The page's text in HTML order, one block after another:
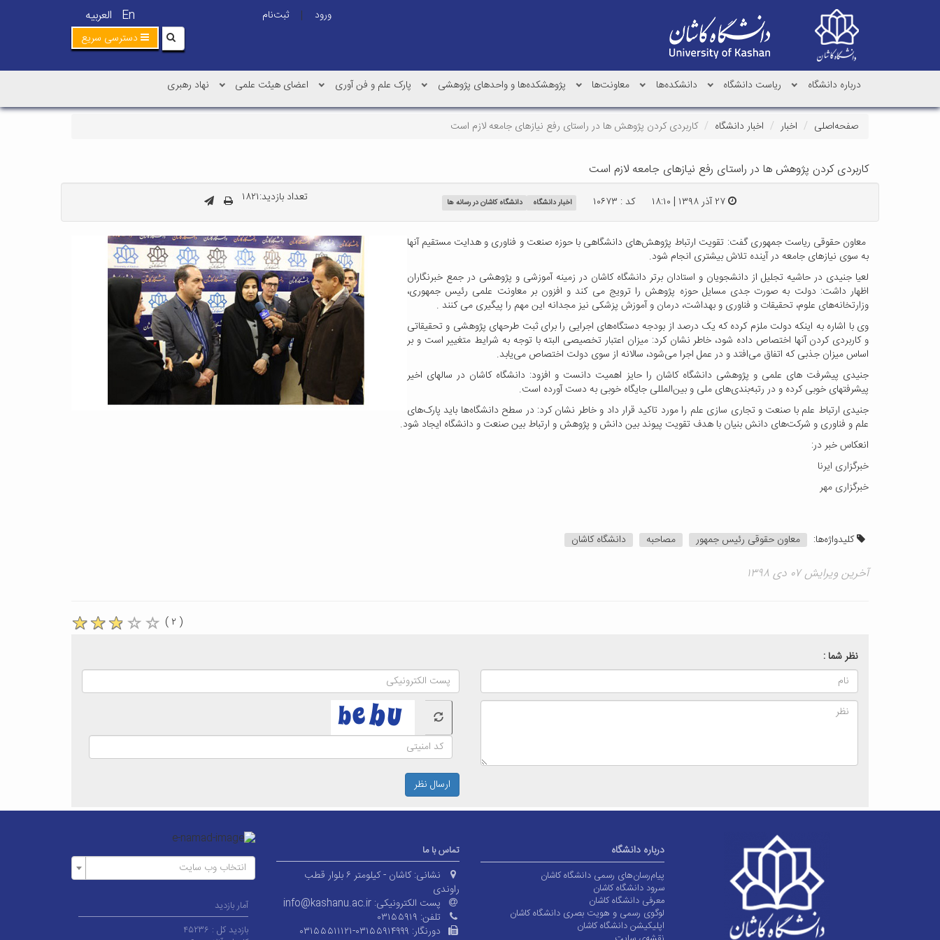
En العربیه ورود |
ثبت‌نام
دسترسی سریع
درباره دانشگاه ریاست دانشگاه دانشکده‌ها معاونت‌ها پژوهشکده‌ها و واحدهای پژوهشی پارک علم و فن آوری اعضای هیئت علمی نهاد رهبری
صفحه‌اصلی اخبار اخبار دانشگاه کاربردی کردن پژوهش ها در راستای رفع نیازهای جامعه لازم است
کاربردی کردن پژوهش ها در راستای رفع نیازهای جامعه لازم است
۲۷ آذر ۱۳۹۸ | ۱۸:۱۰ کد : ۱۰۶۷۳ اخبار دانشگاه دانشگاه کاشان در رسانه ها تعداد بازدید:۱۸۲۱
معاون حقوقی ریاست جمهوری گفت: تقویت ارتباط پژوهش‌های دانشگاهی با حوزه صنعت و فناوری و هدایت مستقیم آنها
به سوی نیازهای جامعه در آینده تلاش بیشتری انجام شود.
لعیا جنیدی در حاشیه تجلیل از دانشجویان و استادان برتر دانشگاه کاشان در زمینه آموزشی و پژوهشی در جمع خبرنگاران
اظهار داشت: دولت به صورت جدی مسایل حوزه پژوهش را ترویج می کند و افزون بر معاونت علمی رئیس جمهوری،
وزارتخانه‌های علوم، تحقیقات و فناوری و بهداشت، درمان و آموزش پزشکی نیز مجدانه این مهم را پیگیری می کنند .
وی با اشاره به اینکه دولت ملزم کرده که یک درصد از بودجه دستگاه‌های اجرایی را برای ثبت طرحهای پژوهشی و تحقیقاتی
و کاربردی کردن آنها اختصاص داده شود، خاطر نشان کرد: میزان اعتبار تخصیصی البته با توجه به شرایط متغییر است و بر
اساس میزان جذبی که اتفاق می‌افتد و در عمل اجرا می‌شود، سالانه از سوی دولت اختصاص می‌یابد.
جنیدی پیشرفت های علمی و پژوهشی دانشگاه کاشان را حایز اهمیت دانست و افزود: دانشگاه کاشان در سالهای اخیر
پیشرفتهای خوبی کرده و در رتبه‌بندی‌های ملی و بین‌المللی جایگاه خوبی به دست آورده است.
جنیدی ارتباط علم با صنعت و تجاری سازی علم را مورد تاکید قرار داد و خاطر نشان کرد: در سطح دانشگاه‌ها باید پارک‌های
علم و فناوری و شرکت‌های دانش بنیان با هدف تقویت پیوند بین دانش و پژوهش و ارتباط بین صنعت و دانشگاه ایجاد شود.
انعکاس خبر در:
خبرگزاری ایرنا
خبرگزاری مهر
کلیدواژه‌ها: معاون حقوقی رئیس جمهور مصاحبه دانشگاه کاشان
آخرین ویرایش ۰۷ دی ۱۳۹۸
( ۲ )
نظر شما :
ارسال نظر
درباره دانشگاه
پیام‌رسان‌های رسمی دانشگاه کاشان
سرود دانشگاه کاشان
معرفی دانشگاه کاشان
لوگوی رسمی و هویت بصری دانشگاه کاشان
اپلیکیشن دانشگاه کاشان
تماس با ما
نشانی:
کاشان - کیلومتر ۶ بلوار قطب
راوندی
پست الکترونیکی: info@kashanu.ac.ir
تلفن: ۰۳۱۵۵۹۱۹
دورنگار: ۰۳۱۵۵۵۱۱۱۲۱-۰۳۱۵۵۹۱۴۹۹۹
انتخاب وب سایت
آمار بازدید
بازدید کل : ۴۵۲۳۶